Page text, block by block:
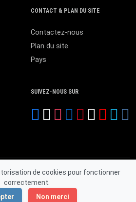
de cookies pour fonctionner
correctement.
Non merci
CONTACT & PLAN DU SITE
Contactez-nous
Plan du site
Pays
SUIVEZ-NOUS SUR
Tous droits réservés.